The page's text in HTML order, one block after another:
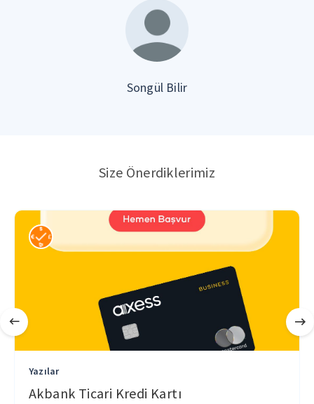
Songül Bilir
Size Önerdiklerimiz
Yazılar
Akbank Ticari Kredi Kartı